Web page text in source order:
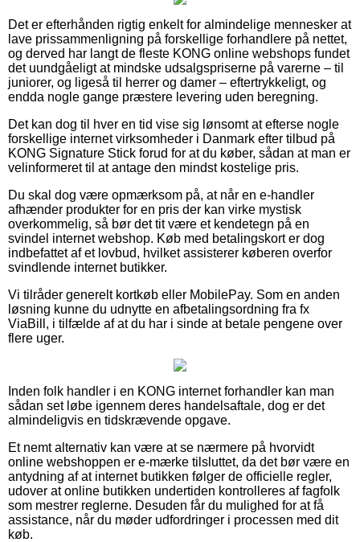
Det er efterhånden rigtig enkelt for almindelige mennesker at
lave prissammenligning på forskellige forhandlere på nettet,
og derved har langt de fleste KONG online webshops fundet
det uundgåeligt at mindske udsalgspriserne på varerne – til
juniorer, og ligeså til herrer og damer – eftertrykkeligt, og
endda nogle gange præstere levering uden beregning.
Det kan dog til hver en tid vise sig lønsomt at efterse nogle
forskellige internet virksomheder i Danmark efter tilbud på
KONG Signature Stick forud for at du køber, sådan at man er
velinformeret til at antage den mindst kostelige pris.
Du skal dog være opmærksom på, at når en e-handler
afhænder produkter for en pris der kan virke mystisk
overkommelig, så bør det tit være et kendetegn på en
svindel internet webshop. Køb med betalingskort er dog
indbefattet af et lovbud, hvilket assisterer køberen overfor
svindlende internet butikker.
Vi tilråder generelt kortkøb eller MobilePay. Som en anden
løsning kunne du udnytte en afbetalingsordning fra fx
ViaBill, i tilfælde af at du har i sinde at betale pengene over
flere uger.
Inden folk handler i en KONG internet forhandler kan man
sådan set løbe igennem deres handelsaftale, dog er det
almindeligvis en tidskrævende opgave.
Et nemt alternativ kan være at se nærmere på hvorvidt
online webshoppen er e-mærke tilsluttet, da det bør være en
antydning af at internet butikken følger de officielle regler,
udover at online butikken undertiden kontrolleres af fagfolk
som mestrer reglerne. Desuden får du mulighed for at få
assistance, når du møder udfordringer i processen med dit
køb.